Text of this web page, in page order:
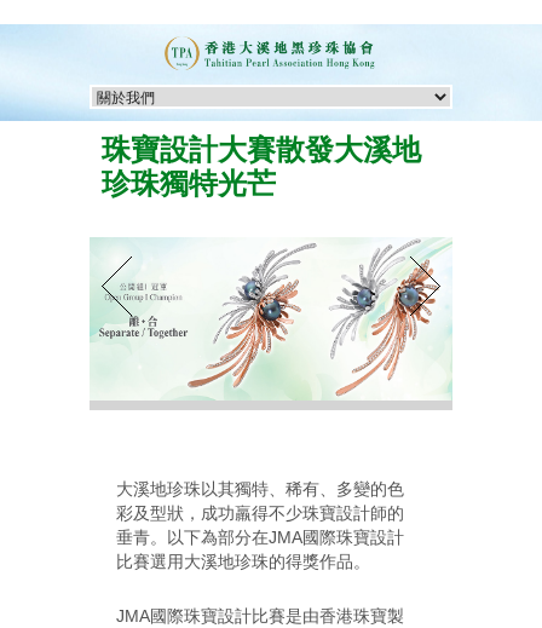
珠寶設計大賽散發大溪地
珍珠獨特光芒
大溪地珍珠以其獨特、稀有、多變的色
彩及型狀，成功羸得不少珠寶設計師的
垂青。以下為部分在JMA國際珠寶設計
比賽選用大溪地珍珠的得獎作品。
JMA國際珠寶設計比賽是由香港珠寶製